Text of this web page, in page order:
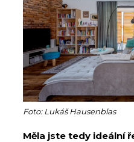
Foto: Lukáš Hausenblas
Měla jste tedy ideální